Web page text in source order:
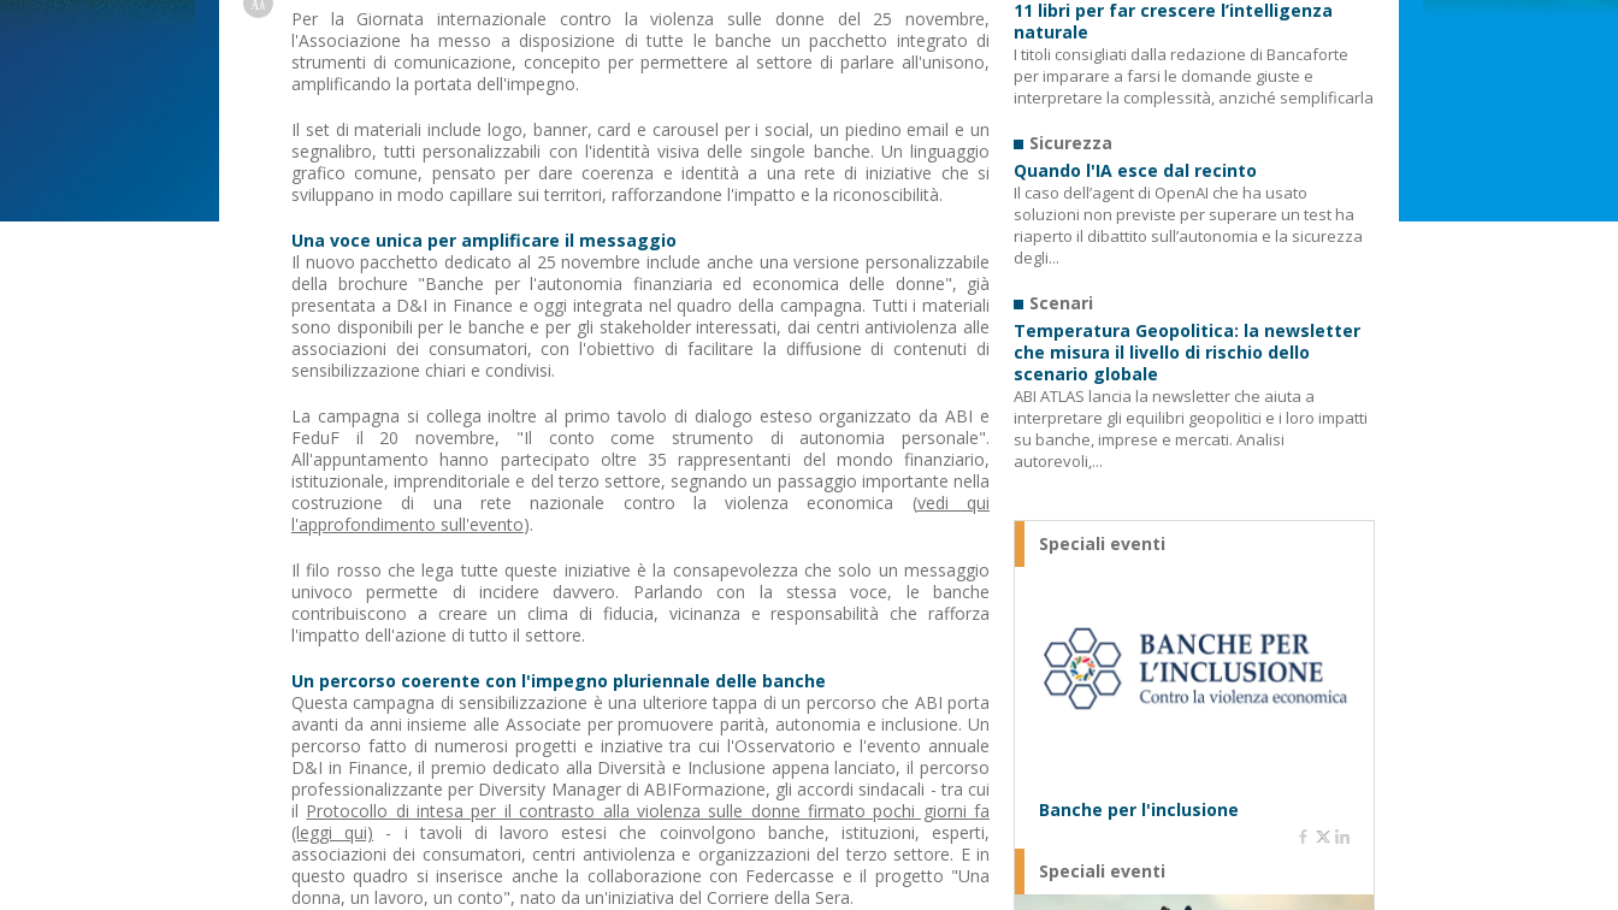
Per la Giornata internazionale contro la violenza sulle donne del 25 novembre,
l'Associazione ha messo a disposizione di tutte le banche un pacchetto integrato di
strumenti di comunicazione, concepito per permettere al settore di parlare all'unisono,
amplificando la portata dell'impegno.
Il set di materiali include logo, banner, card e carousel per i social, un piedino email e un
segnalibro, tutti personalizzabili con l'identità visiva delle singole banche. Un linguaggio
grafico comune, pensato per dare coerenza e identità a una rete di iniziative che si
sviluppano in modo capillare sui territori, rafforzandone l'impatto e la riconoscibilità.
Una voce unica per amplificare il messaggio
Il nuovo pacchetto dedicato al 25 novembre include anche una versione personalizzabile
della brochure "Banche per l'autonomia finanziaria ed economica delle donne", già
presentata a D&I in Finance e oggi integrata nel quadro della campagna. Tutti i materiali
sono disponibili per le banche e per gli stakeholder interessati, dai centri antiviolenza alle
associazioni dei consumatori, con l'obiettivo di facilitare la diffusione di contenuti di
sensibilizzazione chiari e condivisi.
La campagna si collega inoltre al primo tavolo di dialogo esteso organizzato da ABI e
FeduF il 20 novembre, "Il conto come strumento di autonomia personale".
All'appuntamento hanno partecipato oltre 35 rappresentanti del mondo finanziario,
istituzionale, imprenditoriale e del terzo settore, segnando un passaggio importante nella
costruzione di una rete nazionale contro la violenza economica (vedi qui
l'approfondimento sull'evento).
Il filo rosso che lega tutte queste iniziative è la consapevolezza che solo un messaggio
univoco permette di incidere davvero. Parlando con la stessa voce, le banche
contribuiscono a creare un clima di fiducia, vicinanza e responsabilità che rafforza
l'impatto dell'azione di tutto il settore.
Un percorso coerente con l'impegno pluriennale delle banche
Questa campagna di sensibilizzazione è una ulteriore tappa di un percorso che ABI porta
avanti da anni insieme alle Associate per promuovere parità, autonomia e inclusione. Un
percorso fatto di numerosi progetti e inziative tra cui l'Osservatorio e l'evento annuale
D&I in Finance, il premio dedicato alla Diversità e Inclusione appena lanciato, il percorso
professionalizzante per Diversity Manager di ABIFormazione, gli accordi sindacali - tra cui
il Protocollo di intesa per il contrasto alla violenza sulle donne firmato pochi giorni fa
(leggi qui) - i tavoli di lavoro estesi che coinvolgono banche, istituzioni, esperti,
associazioni dei consumatori, centri antiviolenza e organizzazioni del terzo settore. E in
questo quadro si inserisce anche la collaborazione con Federcasse e il progetto "Una
donna, un lavoro, un conto", nato da un'iniziativa del Corriere della Sera.
11 libri per far crescere l’intelligenza
naturale
I titoli consigliati dalla redazione di Bancaforte
per imparare a farsi le domande giuste e
interpretare la complessità, anziché semplificarla
Sicurezza
Quando l'IA esce dal recinto
Il caso dell’agent di OpenAI che ha usato
soluzioni non previste per superare un test ha
riaperto il dibattito sull’autonomia e la sicurezza
degli...
Scenari
Temperatura Geopolitica: la newsletter
che misura il livello di rischio dello
scenario globale
ABI ATLAS lancia la newsletter che aiuta a
interpretare gli equilibri geopolitici e i loro impatti
su banche, imprese e mercati. Analisi
autorevoli,...
Speciali eventi
Banche per l'inclusione
Speciali eventi